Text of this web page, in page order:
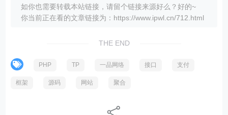
如你也需要转载本站链接，请留个链接来源好么？好的~
你当前正在看的文章链接为：https://www.ipwl.cn/712.html
THE END
PHP TP 一品网络 接口 支付
框架 源码 网站 聚合